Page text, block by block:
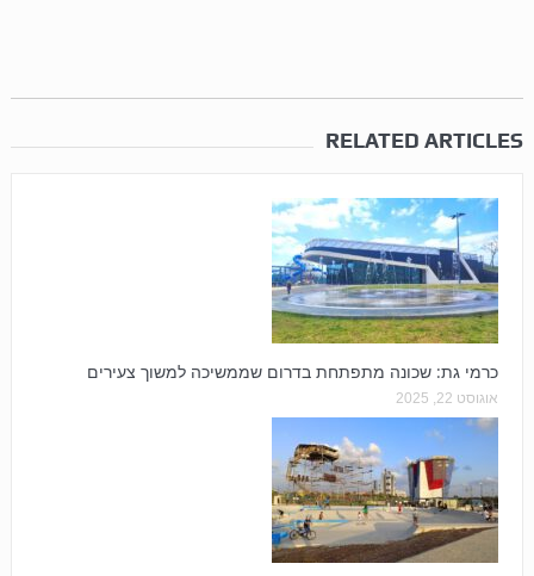
RELATED ARTICLES
כרמי גת: שכונה מתפתחת בדרום שממשיכה למשוך צעירים
אוגוסט 22, 2025